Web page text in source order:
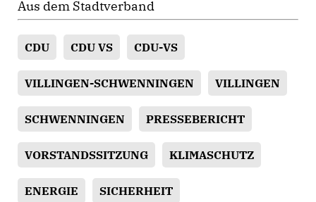
Aus dem Stadtverband
CDU CDU VS CDU-VS
VILLINGEN-SCHWENNINGEN VILLINGEN
SCHWENNINGEN PRESSEBERICHT
VORSTANDSSITZUNG KLIMASCHUTZ
ENERGIE SICHERHEIT